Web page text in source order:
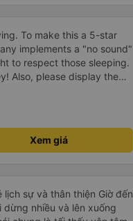
To make this a 5-star
implements a "no sound"
to respect those sleeping.
Also, please display the
cabin for convenience. I
định rõ ràng về việc giữ im
ban đêm để tránh làm
trong tương lai!
Xem giá
sự và thân thiện Giờ đến
nhiều và lên xuống